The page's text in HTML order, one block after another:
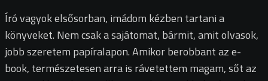
Író vagyok elsősorban, imádom kézben tartani a
könyveket. Nem csak a sajátomat, bármit, amit olvasok,
jobb szeretem papíralapon. Amikor berobbant az e-
book, természetesen arra is rávetettem magam, sőt az